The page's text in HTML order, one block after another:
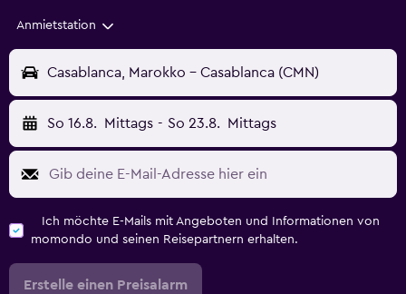
Anmietstation
Casablanca, Marokko - Casablanca (CMN)
So 16.8. Mittags - So 23.8. Mittags
Ich möchte E-Mails mit Angeboten und Informationen von
momondo und seinen Reisepartnern erhalten.
Erstelle einen Preisalarm